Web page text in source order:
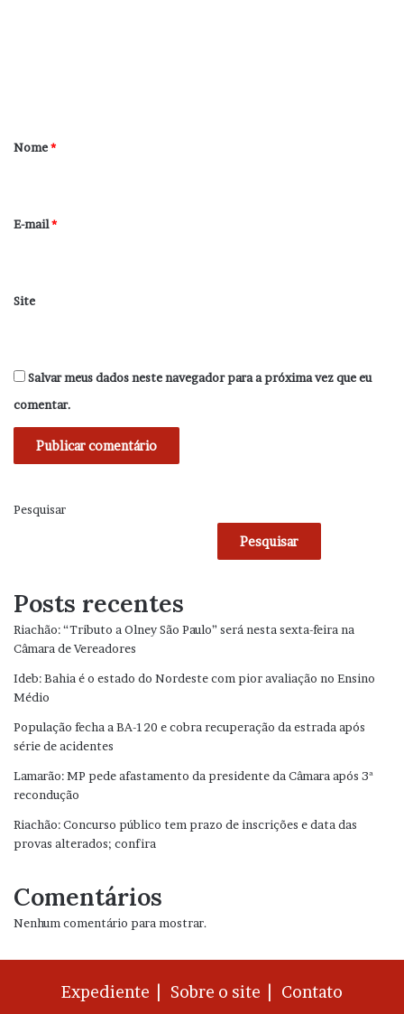
r
*
Nome*
E-mail*
Site
Salvar meus dados neste navegador para a próxima vez que eu
comentar.
Pesquisar
Pesquisar
Posts recentes
Riachão: “Tributo a Olney São Paulo” será nesta sexta-feira na
Câmara de Vereadores
Ideb: Bahia é o estado do Nordeste com pior avaliação no Ensino
Médio
População fecha a BA-120 e cobra recuperação da estrada após
série de acidentes
Lamarão: MP pede afastamento da presidente da Câmara após 3ª
recondução
Riachão: Concurso público tem prazo de inscrições e data das
provas alterados; confira
Comentários
Nenhum comentário para mostrar.
Expediente | Sobre o site | Contato